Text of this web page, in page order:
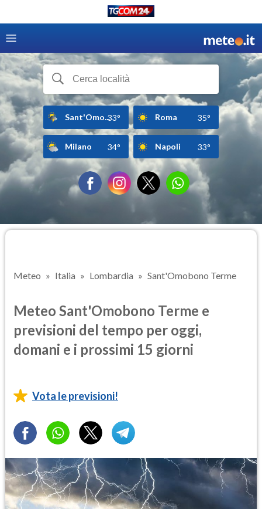
Sant'Omo...33° Roma 35°
Milano 34° Napoli 33°
Meteo Italia Lombardia Sant'Omobono Terme
Meteo Sant'Omobono Terme e
previsioni del tempo per oggi,
domani e i prossimi 15 giorni
Vota le previsioni!